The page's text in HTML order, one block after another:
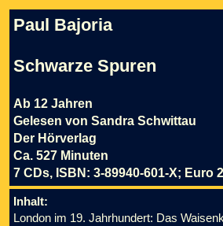
Paul Bajoria
Schwarze Spuren
Ab 12 Jahren
Gelesen von Sandra Schwittau
Der Hörverlag
Ca. 527 Minuten
7 CDs, ISBN: 3-89940-601-X; Euro
Inhalt:
London im 19. Jahrhundert: Das